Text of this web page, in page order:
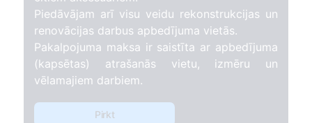
Piedāvājam arī visu veidu rekonstrukcijas un
renovācijas darbus apbedījuma vietās.
Pakalpojuma maksa ir saistīta ar apbedījuma
(kapsētas) atrašanās vietu, izmēru un
vēlamajiem darbiem.
Pirkt